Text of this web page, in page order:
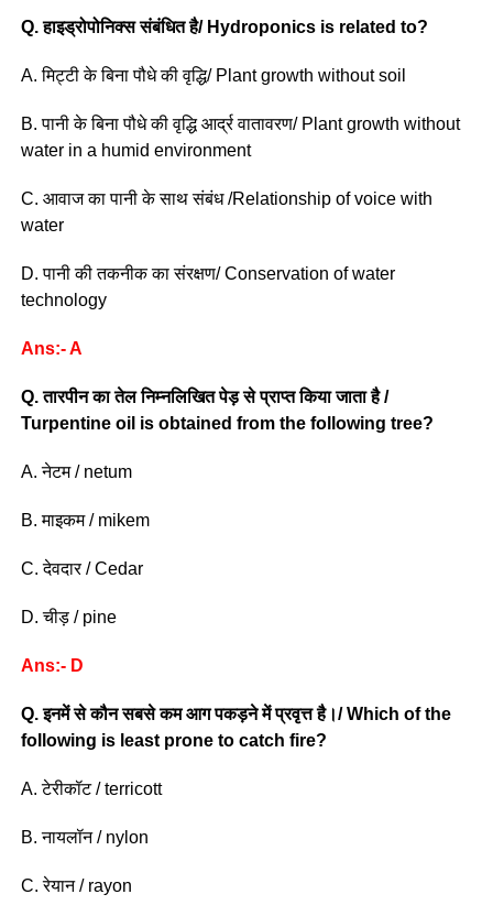
Q. हाइड्रोपोनिक्स संबंधित है/ Hydroponics is related to?
A. मिट्टी के बिना पौधे की वृद्धि/ Plant growth without soil
B. पानी के बिना पौधे की वृद्धि आर्द्र वातावरण/ Plant growth without
water in a humid environment
C. आवाज का पानी के साथ संबंध /Relationship of voice with
water
D. पानी की तकनीक का संरक्षण/ Conservation of water
technology
Ans:- A
Q. तारपीन का तेल निम्नलिखित पेड़ से प्राप्त किया जाता है /
Turpentine oil is obtained from the following tree?
A. नेटम / netum
B. माइकम / mikem
C. देवदार / Cedar
D. चीड़ / pine
Ans:- D
Q. इनमें से कौन सबसे कम आग पकड़ने में प्रवृत्त है।/ Which of the
following is least prone to catch fire?
A. टेरीकॉट / terricott
B. नायलॉन / nylon
C. रेयान / rayon